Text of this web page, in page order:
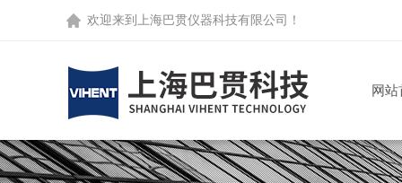
欢迎来到 上海巴贯仪器科技有限公司 ！
网站